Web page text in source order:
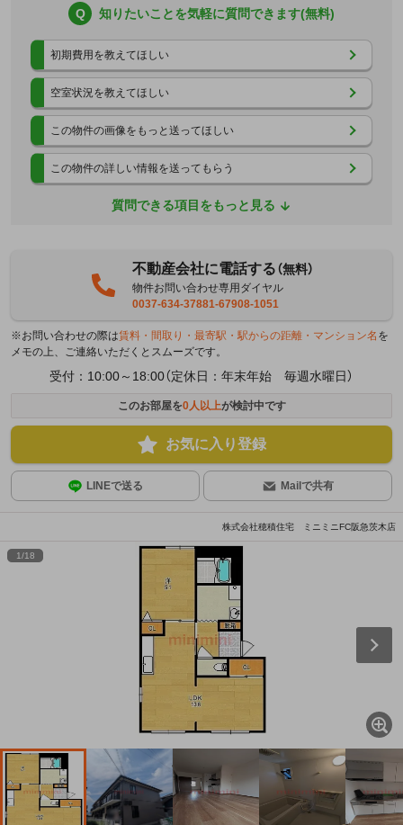
Q 知りたいことを気軽に質問できます(無料)
初期費用を教えてほしい
空室状況を教えてほしい
この物件の画像をもっと送ってほしい
この物件の詳しい情報を送ってもらう
質問できる項目をもっと見る
不動産会社に電話する（無料）
物件お問い合わせ専用ダイヤル
0037-634-37881-67908-1051
※お問い合わせの際は賃料・間取り・最寄駅・駅からの距離・マンション名 を
メモの上、ご連絡いただくとスムーズです。
受付：10:00～18:00（定休日：年末年始 毎週水曜日）
このお部屋を0人以上が検討中です
お気に入り登録
LINEで送る Mailで共有
株式会社穂積住宅 ミニミニFC阪急茨木店
1/18